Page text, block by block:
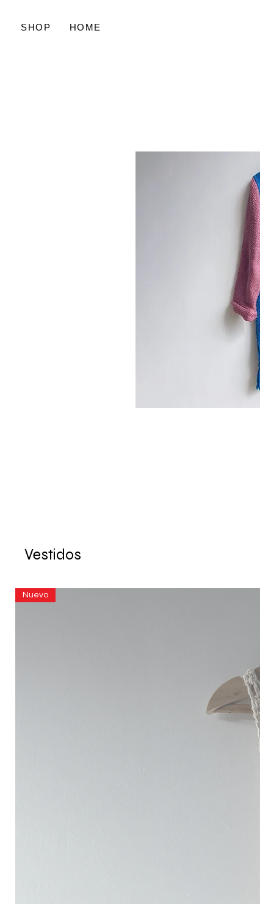
SHOP HOME
Vestidos
Nuevo